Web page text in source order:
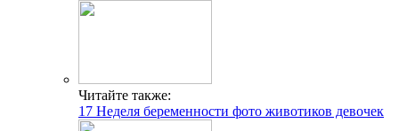
Читайте также:
17 Неделя беременности фото животиков девочек